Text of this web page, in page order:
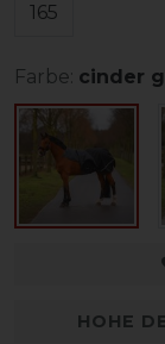
165
Farbe: cinder
HOHE